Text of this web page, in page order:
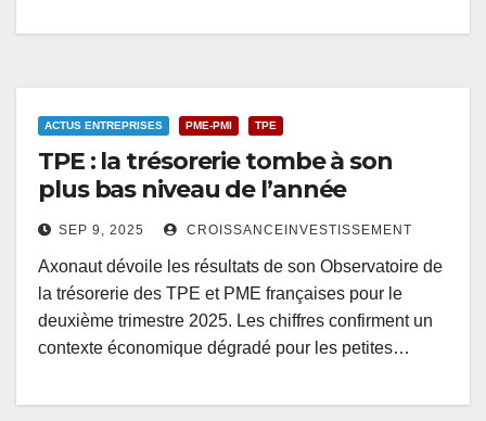
ACTUS ENTREPRISES PME-PMI TPE
TPE : la trésorerie tombe à son
plus bas niveau de l’année
SEP 9, 2025 CROISSANCEINVESTISSEMENT
Axonaut dévoile les résultats de son Observatoire de
la trésorerie des TPE et PME françaises pour le
deuxième trimestre 2025. Les chiffres confirment un
contexte économique dégradé pour les petites…